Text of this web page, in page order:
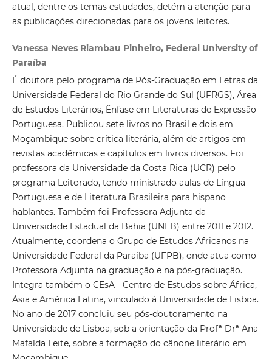
atual, dentre os temas estudados, detém a atenção para
as publicações direcionadas para os jovens leitores.
Vanessa Neves Riambau Pinheiro, Federal University of
Paraíba
É doutora pelo programa de Pós-Graduação em Letras da
Universidade Federal do Rio Grande do Sul (UFRGS), Área
de Estudos Literários, Ênfase em Literaturas de Expressão
Portuguesa. Publicou sete livros no Brasil e dois em
Moçambique sobre crítica literária, além de artigos em
revistas acadêmicas e capítulos em livros diversos. Foi
professora da Universidade da Costa Rica (UCR) pelo
programa Leitorado, tendo ministrado aulas de Língua
Portuguesa e de Literatura Brasileira para hispano
hablantes. Também foi Professora Adjunta da
Universidade Estadual da Bahia (UNEB) entre 2011 e 2012.
Atualmente, coordena o Grupo de Estudos Africanos na
Universidade Federal da Paraíba (UFPB), onde atua como
Professora Adjunta na graduação e na pós-graduação.
Integra também o CEsA - Centro de Estudos sobre África,
Ásia e América Latina, vinculado à Universidade de Lisboa.
No ano de 2017 concluiu seu pós-doutoramento na
Universidade de Lisboa, sob a orientação da Profª Drª Ana
Mafalda Leite, sobre a formação do cânone literário em